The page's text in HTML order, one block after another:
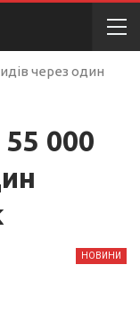
через один
000
НОВИНИ